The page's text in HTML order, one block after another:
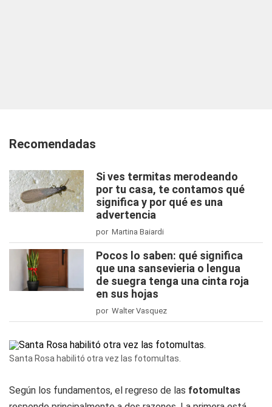
Recomendadas
Si ves termitas merodeando
por tu casa, te contamos qué
significa y por qué es una
advertencia
por Martina Baiardi
Pocos lo saben: qué significa
que una sansevieria o lengua
de suegra tenga una cinta roja
en sus hojas
por Walter Vasquez
Santa Rosa habilitó otra vez las fotomultas.
Según los fundamentos, el regreso de las fotomultas